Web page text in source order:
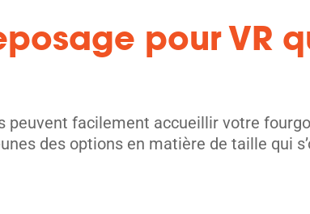
pour VR
peuvent facilement accueillir votre
des options en matière de taille qui